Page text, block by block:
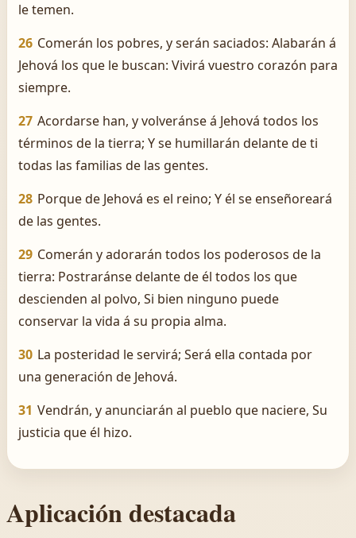
le temen.
26 Comerán los pobres, y serán saciados: Alabarán á
Jehová los que le buscan: Vivirá vuestro corazón para
siempre.
27 Acordarse han, y volveránse á Jehová todos los
términos de la tierra; Y se humillarán delante de ti
todas las familias de las gentes.
28 Porque de Jehová es el reino; Y él se enseñoreará
de las gentes.
29 Comerán y adorarán todos los poderosos de la
tierra: Postraránse delante de él todos los que
descienden al polvo, Si bien ninguno puede
conservar la vida á su propia alma.
30 La posteridad le servirá; Será ella contada por
una generación de Jehová.
31 Vendrán, y anunciarán al pueblo que naciere, Su
justicia que él hizo.
Aplicación destacada